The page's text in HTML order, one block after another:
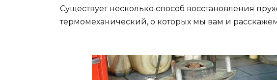
Существует несколько способ восстановления
термомеханический, о которых мы вам и